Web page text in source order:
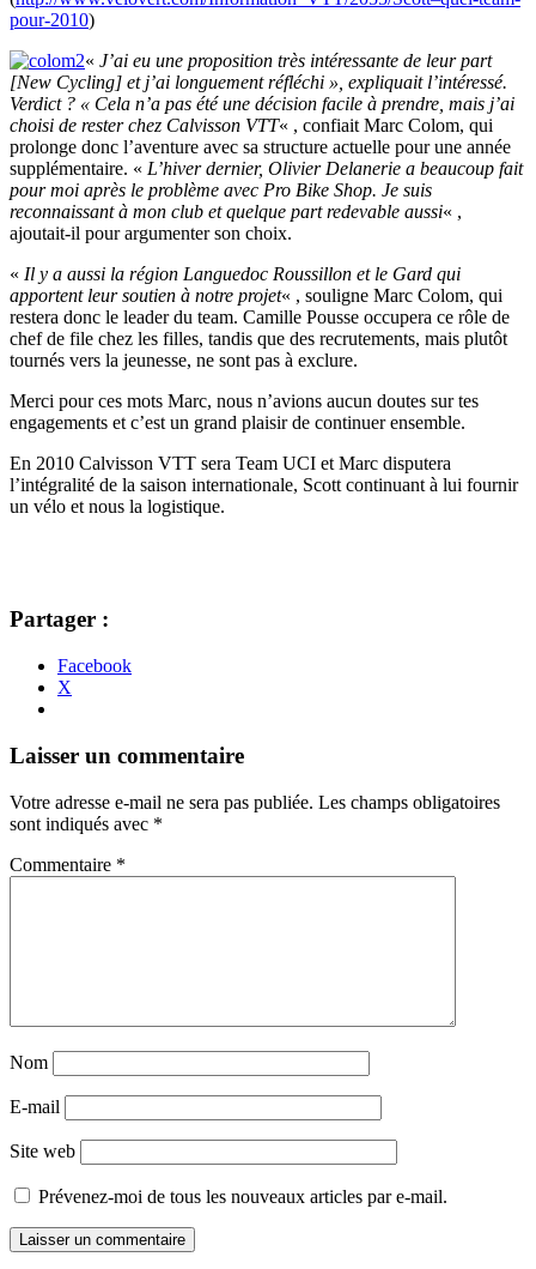
pour-2010)
« J’ai eu une proposition très intéressante de leur part
[New Cycling] et j’ai longuement réfléchi », expliquait l’intéressé.
Verdict ? « Cela n’a pas été une décision facile à prendre, mais j’ai
choisi de rester chez Calvisson VTT« , confiait Marc Colom, qui
prolonge donc l’aventure avec sa structure actuelle pour une année
supplémentaire. « L’hiver dernier, Olivier Delanerie a beaucoup fait
pour moi après le problème avec Pro Bike Shop. Je suis
reconnaissant à mon club et quelque part redevable aussi« ,
ajoutait-il pour argumenter son choix.
« Il y a aussi la région Languedoc Roussillon et le Gard qui
apportent leur soutien à notre projet« , souligne Marc Colom, qui
restera donc le leader du team. Camille Pousse occupera ce rôle de
chef de file chez les filles, tandis que des recrutements, mais plutôt
tournés vers la jeunesse, ne sont pas à exclure.
Merci pour ces mots Marc, nous n’avions aucun doutes sur tes
engagements et c’est un grand plaisir de continuer ensemble.
En 2010 Calvisson VTT sera Team UCI et Marc disputera
l’intégralité de la saison internationale, Scott continuant à lui fournir
un vélo et nous la logistique.
Partager :
Facebook
X
Navigation
articles
←
→
Laisser un commentaire
Votre adresse e-mail ne sera pas publiée. Les champs obligatoires
sont indiqués avec *
Commentaire *
Nom
E-mail
Site web
Prévenez-moi de tous les nouveaux articles par e-mail.